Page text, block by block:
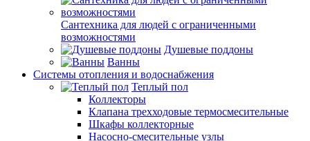
Сантехника для людей с ограниченными
возможностями
Душевые поддоны
Ванны
Системы отопления и водоснабжения
Теплый пол
Коллекторы
Клапана трехходовые термосмесительные
Шкафы коллекторные
Насосно-смесительные узлы